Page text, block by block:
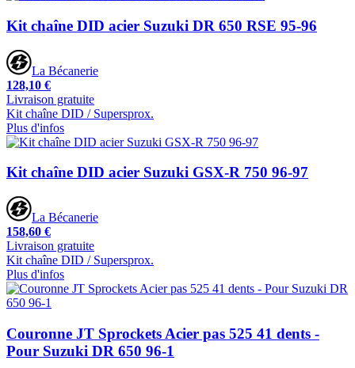
Kit chaîne DID acier Suzuki DR 650 RSE 95-96
La Bécanerie
128,10 €
Livraison gratuite
Kit chaîne DID / Supersprox.
Plus d'infos
Kit chaîne DID acier Suzuki GSX-R 750 96-97
La Bécanerie
158,60 €
Livraison gratuite
Kit chaîne DID / Supersprox.
Plus d'infos
Couronne JT Sprockets Acier pas 525 41 dents -
Pour Suzuki DR 650 96-1